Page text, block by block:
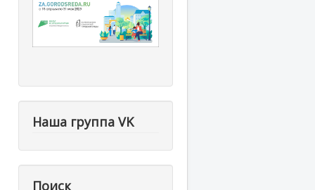
Наша группа VK
Поиск